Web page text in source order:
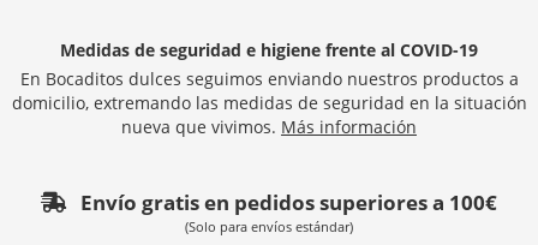
Medidas de seguridad e higiene frente al COVID-19
En Bocaditos dulces seguimos enviando nuestros productos a
domicilio, extremando las medidas de seguridad en la situación
nueva que vivimos. Más información
Envío gratis en pedidos superiores a 100€
(Solo para envíos estándar)